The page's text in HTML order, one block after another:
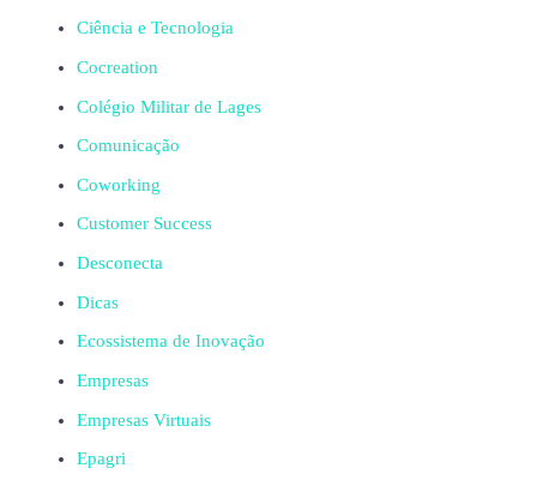
Ciência e Tecnologia
Cocreation
Colégio Militar de Lages
Comunicação
Coworking
Customer Success
Desconecta
Dicas
Ecossistema de Inovação
Empresas
Empresas Virtuais
Epagri